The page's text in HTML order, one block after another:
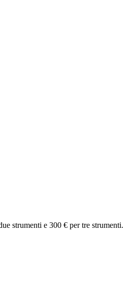
strumenti e 300 € per tre strumenti.